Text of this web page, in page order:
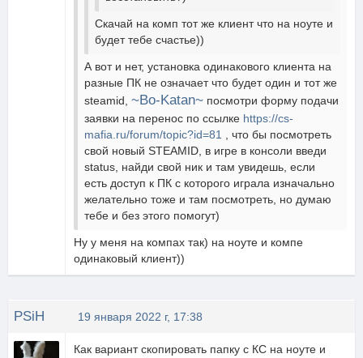
Скачай на комп тот же клиент что на ноуте и
будет тебе счастье))
А вот и нет, установка одинакового клиента на
разные ПК не означает что будет один и тот же
steamid,~Bo-Katan~ посмотри форму подачи
заявки на перенос по ссылке https://cs-
mafia.ru/forum/topic?id=81
, что бы посмотреть
свой новый STEAMID, в игре в консоли введи
status, найди свой ник и там увидешь, если
есть доступ к ПК с которого играла изначально
желательно тоже и там посмотреть, но думаю
тебе и без этого помогут)
Ну у меня на компах так) на ноуте и компе
одинаковый клиент))
PSiH 19 января 2022 г, 17:38
Как вариант скопировать папку с КС на ноуте и